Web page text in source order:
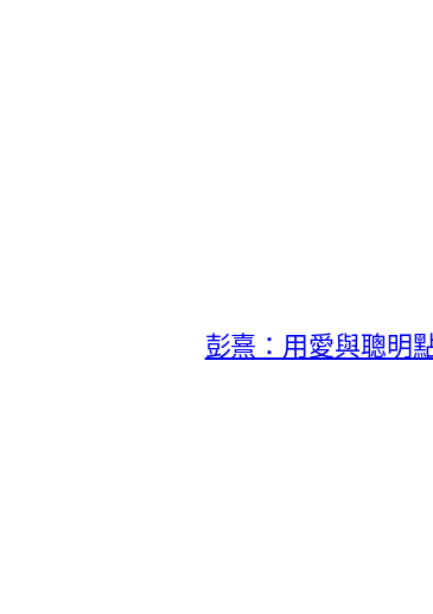
彭熹：用愛與聰明